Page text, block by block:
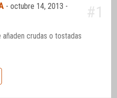
-octubre 14, 2013 -
#1
añaden crudas o tostadas